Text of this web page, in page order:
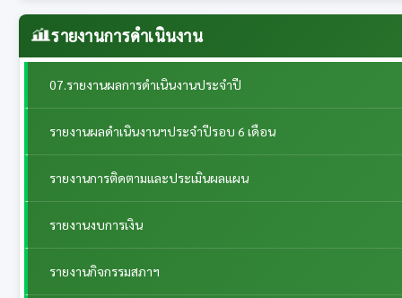
รายงานการดำเนินงาน
07.รายงานผลการดำเนินงานประจำปี
รายงานผลดำเนินงานฯประจำปีรอบ 6 เดือน
รายงานการติดตามและประเมินผลแผน
รายงานงบการเงิน
รายงานกิจกรรมสภาฯ